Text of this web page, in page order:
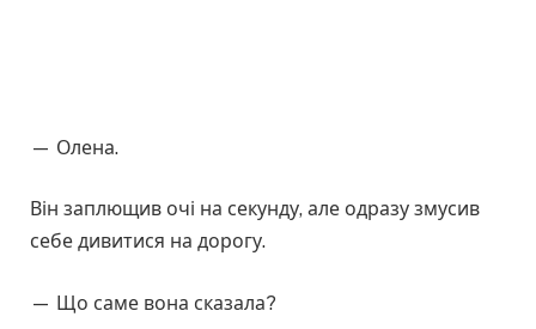
— Олена.
Він заплющив очі на секунду, але одразу змусив
себе дивитися на дорогу.
— Що саме вона сказала?